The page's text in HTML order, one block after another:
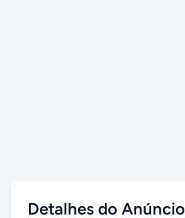
Detalhes do Anúncio